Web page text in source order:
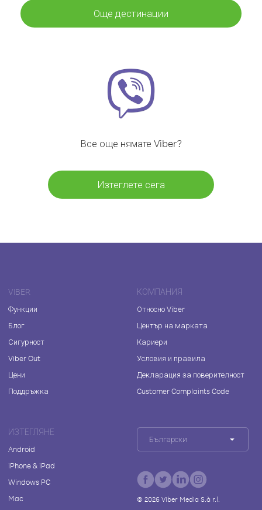
Още дестинации
Все още нямате Viber?
Изтеглете сега
VIBER
Функции
Блог
Сигурност
Viber Out
Цени
Поддръжка
КОМПАНИЯ
Относно Viber
Център на марката
Кариери
Условия и правила
Декларация за поверителност
Customer Complaints Code
ИЗТЕГЛЯНЕ
Android
iPhone & iPad
Windows PC
Mac
Български
© 2026Viber Media S.à r.l.